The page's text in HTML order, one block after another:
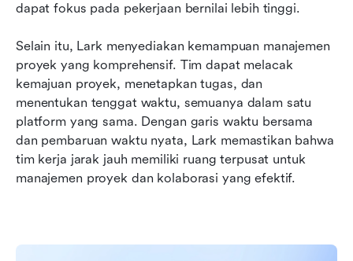
dapat fokus pada pekerjaan bernilai lebih tinggi.
Selain itu, Lark menyediakan kemampuan manajemen
proyek yang komprehensif. Tim dapat melacak
kemajuan proyek, menetapkan tugas, dan
menentukan tenggat waktu, semuanya dalam satu
platform yang sama. Dengan garis waktu bersama
dan pembaruan waktu nyata, Lark memastikan bahwa
tim kerja jarak jauh memiliki ruang terpusat untuk
manajemen proyek dan kolaborasi yang efektif.